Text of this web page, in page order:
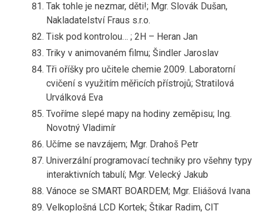
Tak tohle je nezmar, děti!; Mgr. Slovák Dušan,
Nakladatelství Fraus s.r.o.
Tisk pod kontrolou… ; 2H – Heran Jan
Triky v animovaném filmu; Šindler Jaroslav
Tři oříšky pro učitele chemie 2009. Laboratorní
cvičení s využitím měřicích přístrojů; Stratilová
Urválková Eva
Tvoříme slepé mapy na hodiny zeměpisu; Ing.
Novotný Vladimír
Učíme se navzájem; Mgr. Drahoš Petr
Univerzální programovací techniky pro všehny typy
interaktivních tabulí; Mgr. Velecký Jakub
Vánoce se SMART BOARDEM; Mgr. Eliášová Ivana
Velkoplošná LCD Kortek; Štikar Radim, CIT